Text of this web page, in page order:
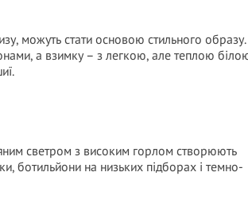
можуть стати основою стильного образу.
а взимку – з легкою, але теплою
светром з високим горлом створюють
ботильйони на низьких підборах і темно-